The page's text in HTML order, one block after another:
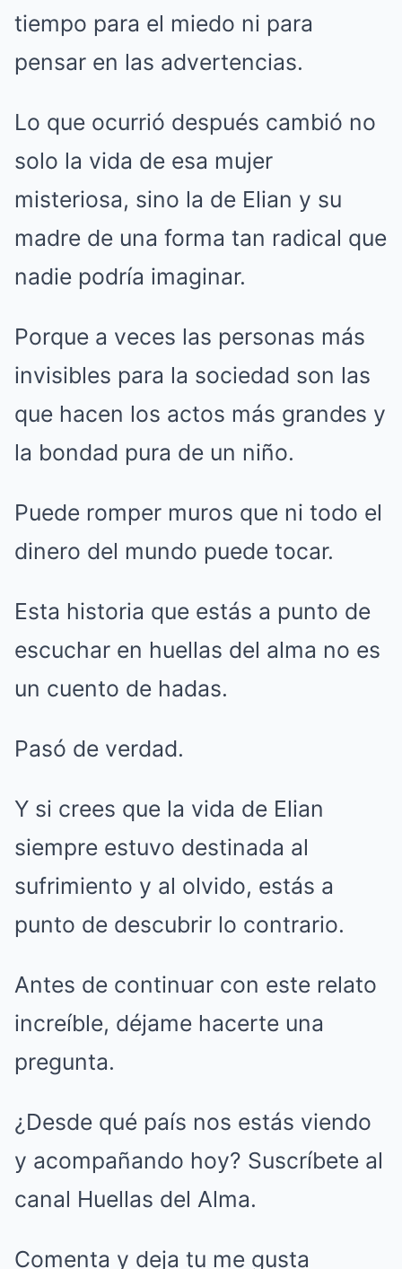
tiempo para el miedo ni para
pensar en las advertencias.
Lo que ocurrió después cambió no
solo la vida de esa mujer
misteriosa, sino la de Elian y su
madre de una forma tan radical que
nadie podría imaginar.
Porque a veces las personas más
invisibles para la sociedad son las
que hacen los actos más grandes y
la bondad pura de un niño.
Puede romper muros que ni todo el
dinero del mundo puede tocar.
Esta historia que estás a punto de
escuchar en huellas del alma no es
un cuento de hadas.
Pasó de verdad.
Y si crees que la vida de Elian
siempre estuvo destinada al
sufrimiento y al olvido, estás a
punto de descubrir lo contrario.
Antes de continuar con este relato
increíble, déjame hacerte una
pregunta.
¿Desde qué país nos estás viendo
y acompañando hoy? Suscríbete al
canal Huellas del Alma.
Comenta y deja tu me gusta